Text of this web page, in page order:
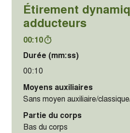
Étirement
adducteurs
00:10
Durée (mm:ss)
00:10
Moyens auxiliaires
Sans moyen auxiliaire/
Partie du corps
Bas du corps